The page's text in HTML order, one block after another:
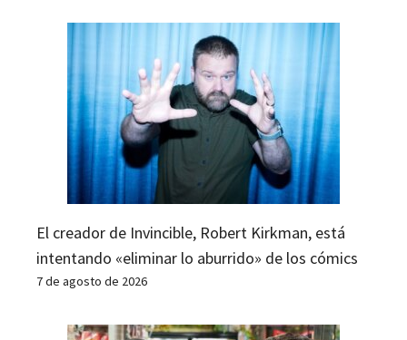
El creador de Invincible, Robert Kirkman, está
intentando «eliminar lo aburrido» de los cómics
7 de agosto de 2026